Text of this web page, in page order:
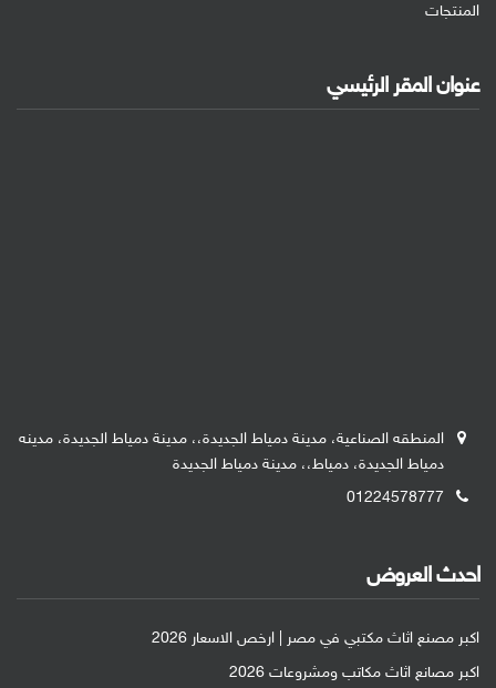
المنتجات
عنوان المقر الرئيسي
المنطقه الصناعية، مدينة دمياط الجديدة،، مدينة دمياط الجديدة، مدينه
دمياط الجديدة، دمياط،، مدينة دمياط الجديدة
01224578777
احدث العروض
اكبر مصنع اثاث مكتبي في مصر | ارخص الاسعار 2026
اكبر مصانع اثاث مكاتب ومشروعات 2026